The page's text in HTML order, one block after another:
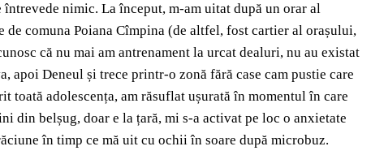
nimic. La început, m-am uitat după un orar al
de comuna Poiana Cîmpina (de altfel, fost cartier al orașului,
că nu mai am antrenament la urcat dealuri, nu au existat
apoi Deneul și trece printr-o zonă fără case cam pustie care
adolescența, am răsuflat ușurată în momentul în care
din belșug, doar e la țară, mi s-a activat pe loc o anxietate
în timp ce mă uit cu ochii în soare după microbuz.